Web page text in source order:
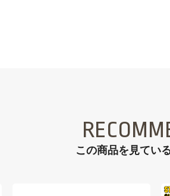
この商品を見てい